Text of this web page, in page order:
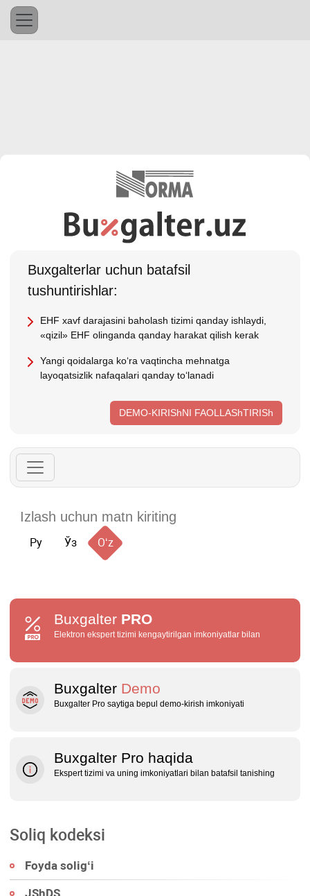
Buхgalterlar uchun batafsil
tushuntirishlar:
EHF хavf darajasini baholash tizimi qanday ishlaydi,
«qizil» EHF olinganda qanday harakat qilish kerak
Yangi qoidalarga koʻra vaqtincha mehnatga
layoqatsizlik nafaqalari qanday toʻlanadi
DEMO-KIRIShNI FAOLLAShTIRISh
Ру Ўз Oʻz
Buxgalter PRO
Elektron ekspert tizimi kengaytirilgan imkoniyatlar bilan
Buxgalter Demo
Buxgalter Pro saytiga bepul demo‑kirish imkoniyati
Buxgalter Pro haqida
Ekspert tizimi va uning imkoniyatlari bilan batafsil tanishing
Soliq kodeksi
Foyda soligʻi